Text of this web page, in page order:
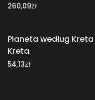
260,09zł
Planeta według
Kreta
54,13zł